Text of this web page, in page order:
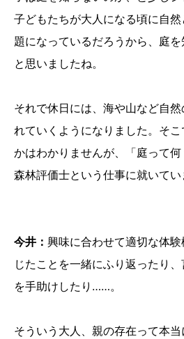
子どもたちが大人になる頃に自
題になっているだろうから、庭
と思いましたね。
それで休日には、海や山など自
れていくようになりました。そ
かはわかりませんが、「庭って何
森林評価士という仕事に就いてい
今井： 興味に合わせて適切な体
じたことを一緒にふり返ったり
を手助けしたり……。
そういう大人、親の存在って本当